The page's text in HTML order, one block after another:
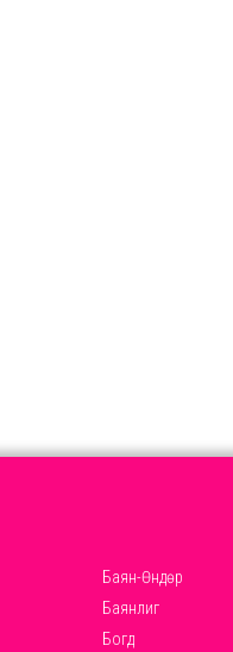
Баян-Өндөр
Баянлиг
Богд